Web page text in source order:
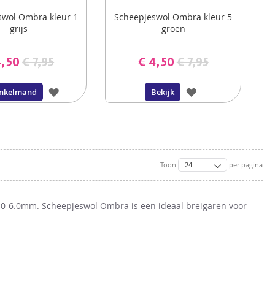
Ombra kleur 1
grijs
€ 7,95
VOEG
Scheepjeswol Ombra kleur 5
groen
€ 4,50€ 7,95
Bekijk
VOEG
VERLANGLIJST
Toon per pagina
Scheepjeswol Ombra is een ideaal breigaren voor